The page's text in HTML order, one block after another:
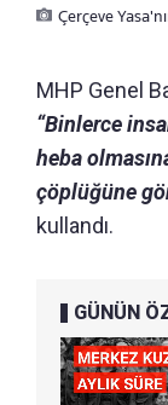
Çerçeve
MHP Genel
“Binlerce
heba
çöplüğüne
kullandı.
GÜNÜN